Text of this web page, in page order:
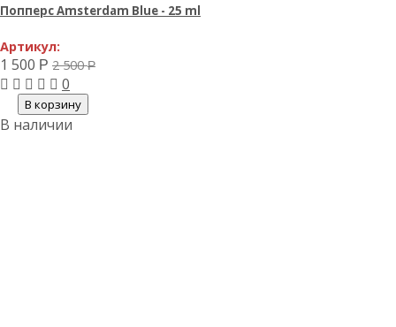
Попперс Amsterdam Blue - 25 ml
Артикул:
1 500 Р 2 500Р
0
В корзину
В наличии